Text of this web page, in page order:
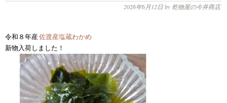
2026年6月12日by 乾物屋の今井商店
令和８年産佐渡産塩蔵わかめ
新物入荷しました！